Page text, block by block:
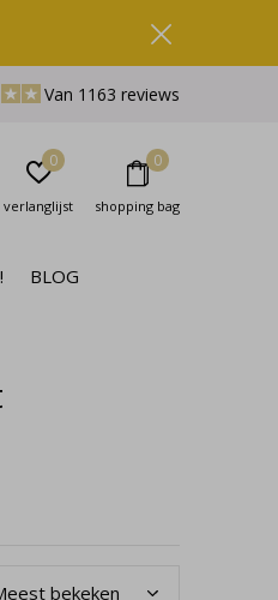
BLOG
verlanglijst
0
shopping bag
0
Van 1163 reviews